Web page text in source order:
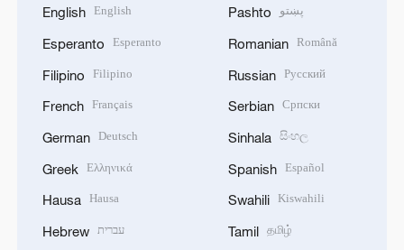
English English
Esperanto Esperanto
Filipino Filipino
French Français
German Deutsch
Greek Ελληνικά
Hausa Hausa
Hebrew עברית
Pashto پښتو
Romanian Română
Russian Русский
Serbian Српски
Sinhala සිංහල
Spanish Español
Swahili Kiswahili
Tamil தமிழ்